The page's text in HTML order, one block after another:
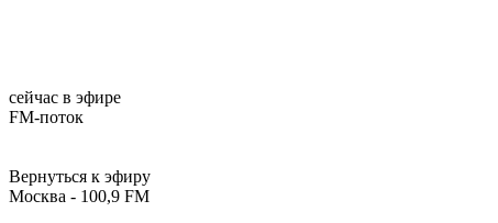
сейчас в эфире
FM-поток
Вернуться к эфиру
Москва - 100,9 FM